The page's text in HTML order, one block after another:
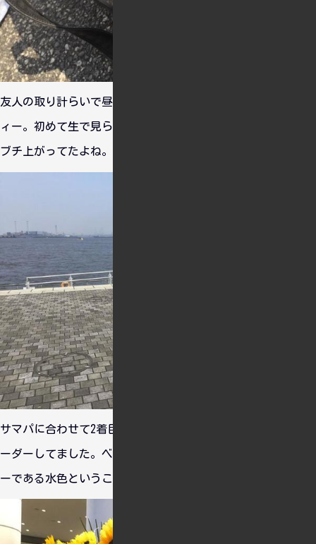
友人の取り計らいで昼夜参加できたシャニマス・サマーパーテ
ィー。初めて生で見られるということで、ステージ開始前から
ブチ上がってたよね。
サマパに合わせて2着目の痛ユニとなる「杜野凛世」ユニをオ
ーダーしてました。ベースはラツィオで凛世のパーソナルカラ
ーである水色ということでチョイスしました。